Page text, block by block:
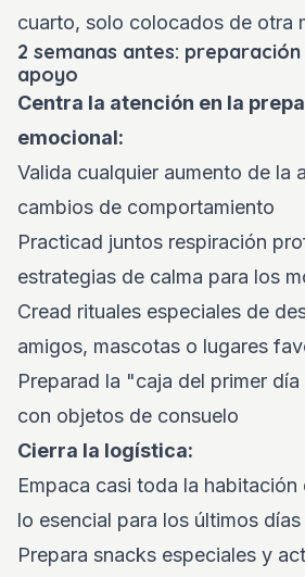
cuarto, solo colocados de otra
2 semanas antes:
apoyo
Centra la atención en la
emocional:
Valida cualquier aumento de la
cambios de comportamiento
Practicad juntos respiración
estrategias de calma para los
Cread rituales especiales de
amigos, mascotas o lugares
Preparad la "caja del primer
con objetos de consuelo
Cierra la logística:
Empaca casi toda la
lo esencial para los últimos días
Prepara snacks especiales y